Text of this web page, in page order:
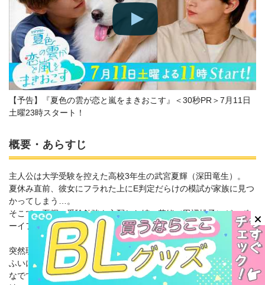
【予告】『夏色の雲が恋と嵐をまきおこす』＜30秒PR＞7月11日
土曜23時スタート！
概要・あらすじ
主人公は大学受験を控えた高校3年生の武宮夏輝（深田竜生）。
夏休み直前、彼女にフラれた上にE判定だらけの模試が家族に見つ
かってしまう…。
そこで、夏輝の受験勉強を心配した姉・莉緒（田辺桃子）が、ボ
ーイフレンド・小早川蒼汰（浮所飛貴）に家庭教師を依頼！
突然現れた蒼汰を、最初はイケ好かないやつだと思っていたが、
ふいに見せる笑顔や、「よくがんばりました！」と無邪気に頭を
なでてくれる仕草に、夏輝は思わずドキッ！